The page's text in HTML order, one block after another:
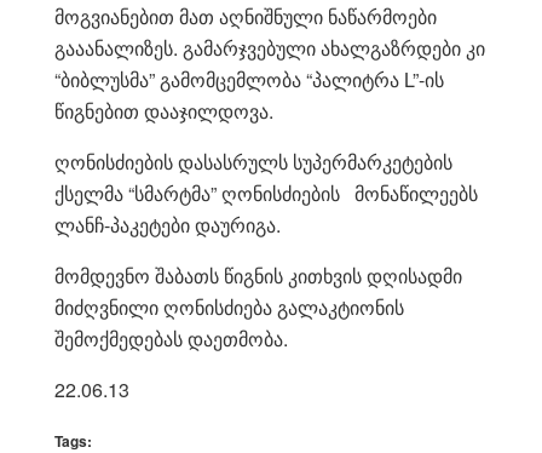
მოგვიანებით მათ აღნიშნული ნაწარმოები
გააანალიზეს. გამარჯვებული ახალგაზრდები კი
“ბიბლუსმა” გამომცემლობა “პალიტრა L”-ის
წიგნებით დააჯილდოვა.
ღონისძიების დასასრულს სუპერმარკეტების
ქსელმა “სმარტმა” ღონისძიების მონაწილეებს
ლანჩ-პაკეტები დაურიგა.
მომდევნო შაბათს წიგნის კითხვის დღისადმი
მიძღვნილი ღონისძიება გალაკტიონის
შემოქმედებას დაეთმობა.
22.06.13
Tags: